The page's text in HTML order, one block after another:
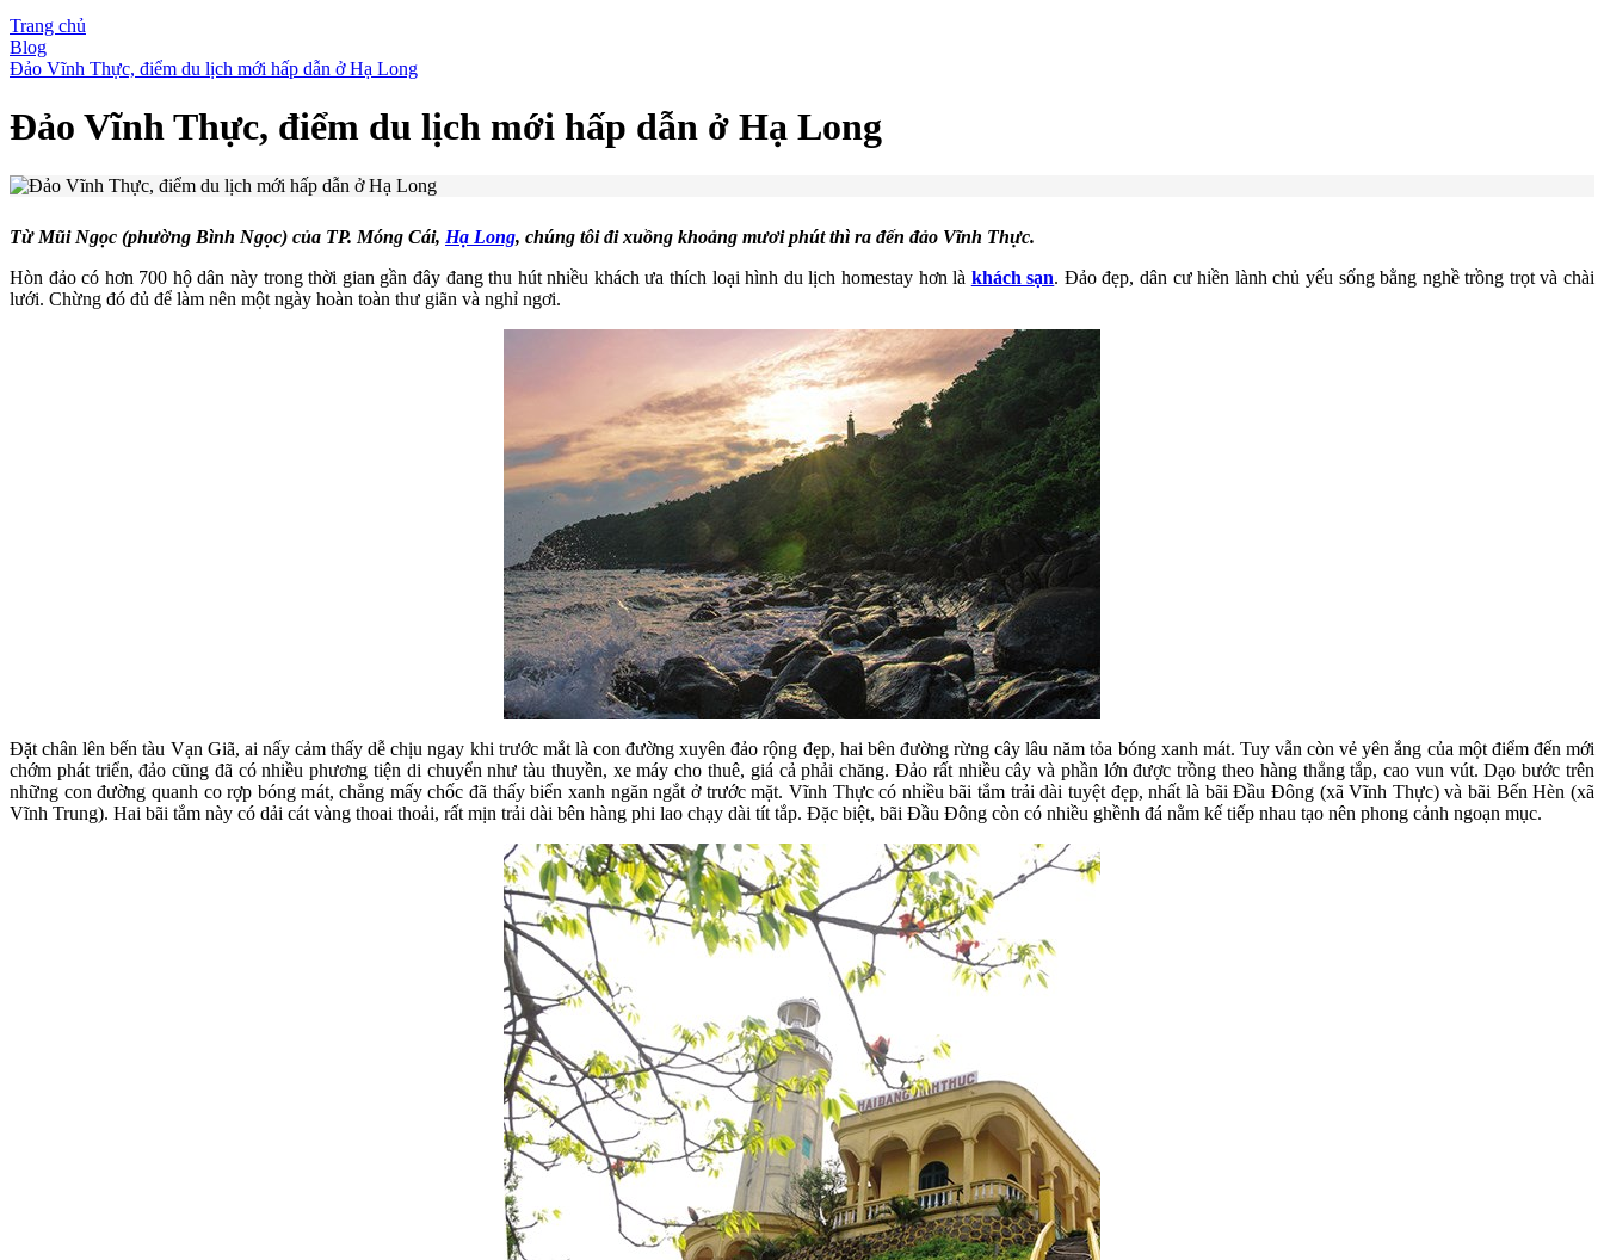
Trang chủ
Blog
Đảo Vĩnh Thực, điểm du lịch mới hấp dẫn ở Hạ Long
Đảo Vĩnh Thực, điểm du lịch mới hấp dẫn ở Hạ Long
Từ Mũi Ngọc (phường Bình Ngọc) của TP. Móng Cái, Hạ Long, chúng tôi đi xuồng khoảng mươi phút thì ra đến đảo Vĩnh Thực.
Hòn đảo có hơn 700 hộ dân này trong thời gian gần đây đang thu hút nhiều khách ưa thích loại hình du lịch homestay hơn là khách sạn. Đảo đẹp, dân cư hiền lành chủ yếu sống bằng nghề trồng trọt và chài
lưới. Chừng đó đủ để làm nên một ngày hoàn toàn thư giãn và nghỉ ngơi.
Đặt chân lên bến tàu Vạn Giã, ai nấy cảm thấy dễ chịu ngay khi trước mắt là con đường xuyên đảo rộng đẹp, hai bên đường rừng cây lâu năm tỏa bóng xanh mát. Tuy vẫn còn vẻ yên ắng của một điểm đến mới
chớm phát triển, đảo cũng đã có nhiều phương tiện di chuyển như tàu thuyền, xe máy cho thuê, giá cả phải chăng. Đảo rất nhiều cây và phần lớn được trồng theo hàng thẳng tắp, cao vun vút. Dạo bước trên
những con đường quanh co rợp bóng mát, chẳng mấy chốc đã thấy biển xanh ngăn ngắt ở trước mặt. Vĩnh Thực có nhiều bãi tắm trải dài tuyệt đẹp, nhất là bãi Đầu Đông (xã Vĩnh Thực) và bãi Bến Hèn (xã
Vĩnh Trung). Hai bãi tắm này có dải cát vàng thoai thoải, rất mịn trải dài bên hàng phi lao chạy dài tít tắp. Đặc biệt, bãi Đầu Đông còn có nhiều ghềnh đá nằm kế tiếp nhau tạo nên phong cảnh ngoạn mục.